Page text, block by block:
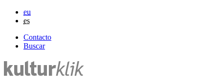
eu
es
Contacto
Buscar